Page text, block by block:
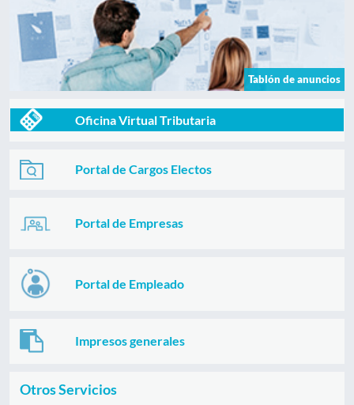
Tablón de anuncios
Oficina Virtual Tributaria
Portal de Cargos Electos
Portal de Empresas
Portal de Empleado
Impresos generales
Otros Servicios